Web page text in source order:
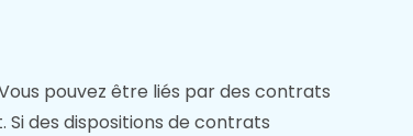
pouvez être liés par des contrats
des dispositions de contrats